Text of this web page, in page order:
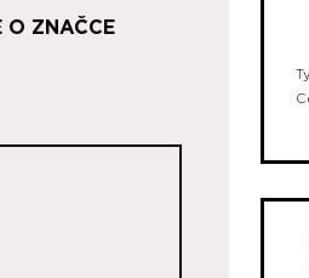
O ZNAČCE